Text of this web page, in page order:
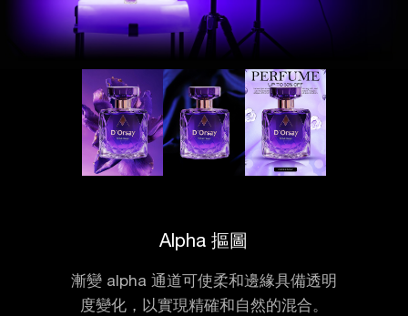
Alpha 摳圖
漸變 alpha 通道可使柔和邊緣具備透明
度變化，以實現精確和自然的混合。